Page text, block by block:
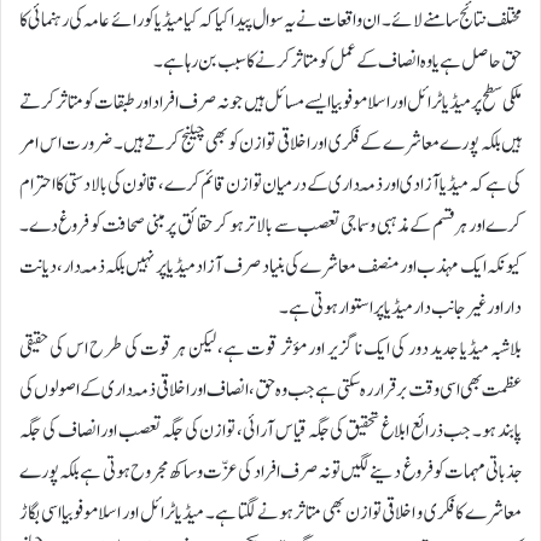
مختلف نتائج سامنے لائے۔ ان واقعات نے یہ سوال پیدا کیا کہ کیا میڈیا کو رائے عامہ کی رہنمائی کا
حق حاصل ہے یا وہ انصاف کے عمل کو متاثر کرنے کا سبب بن رہا ہے۔
ملکی سطح پر میڈیا ٹرائل اور اسلاموفوبیا ایسے مسائل ہیں جو نہ صرف افراد اور طبقات کو متاثر کرتے
ہیں بلکہ پورے معاشرے کے فکری اور اخلاقی توازن کو بھی چیلنج کرتے ہیں۔ ضرورت اس امر
کی ہے کہ میڈیا آزادی اور ذمّہ داری کے درمیان توازن قائم کرے، قانون کی بالادستی کا احترام
کرے اور ہر قسم کے مذہبی و سماجی تعصب سے بالاتر ہو کر حقائق پر مبنی صحافت کو فروغ دے۔
کیونکہ ایک مہذب اور منصف معاشرے کی بنیاد صرف آزاد میڈیا پر نہیں بلکہ ذمّہ دار، دیانت
دار اور غیر جانب دار میڈیا پر استوار ہوتی ہے۔
بلاشبہ میڈیا جدید دور کی ایک ناگزیر اور مؤثر قوت ہے، لیکن ہر قوت کی طرح اس کی حقیقی
عظمت بھی اسی وقت برقرار رہ سکتی ہے جب وہ حق، انصاف اور اخلاقی ذمّہ داری کے اصولوں کی
پابند ہو۔ جب ذرائع ابلاغ تحقیق کی جگہ قیاس آرائی، توازن کی جگہ تعصب اور انصاف کی جگہ
جذباتی مہمات کو فروغ دینے لگیں تو نہ صرف افراد کی عزّت و ساکھ مجروح ہوتی ہے بلکہ پورے
معاشرے کا فکری و اخلاقی توازن بھی متاثر ہونے لگتا ہے۔ میڈیا ٹرائل اور اسلاموفوبیا اسی بگاڑ